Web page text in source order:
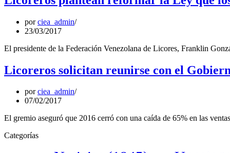
porciea_admin
23/03/2017
El presidente de la Federación Venezolana de Licores, Franklin
Licoreros solicitan reunirse con el
porciea_admin
07/02/2017
El gremio aseguró que 2016 cerró con una caída de 65% en las ventas
Categorías